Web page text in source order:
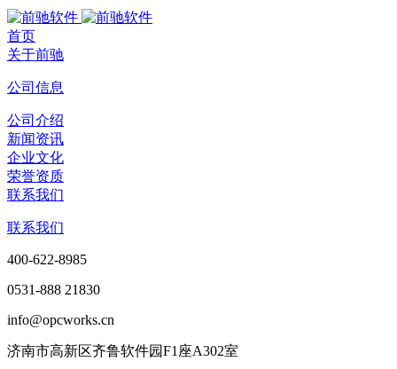
首页
关于前驰
公司信息
公司介绍
新闻资讯
企业文化
荣誉资质
联系我们
联系我们
400-622-8985
0531-888 21830
info@opcworks.cn
济南市高新区齐鲁软件园F1座A302室